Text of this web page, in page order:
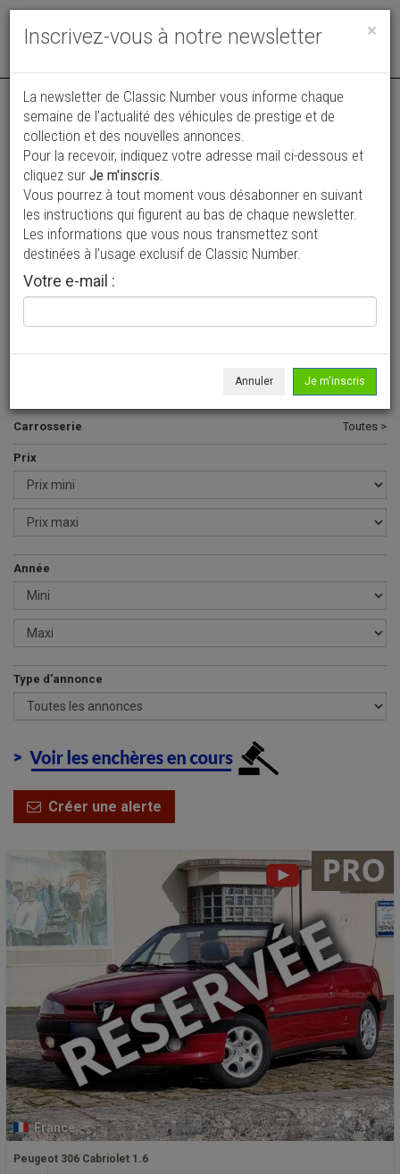
Toggle
Vos annonces vues par
plus de 4 millions de collectionneurs
Ajouter une annonce
> Rechercher un véhicule
306 Cabriolet >
Carrosserie Toutes >
Prix
Année
Type d'annonce
Créer une alerte
France
Peugeot 306 Cabriolet 1.6
×
Inscrivez-vous à notre newsletter
La newsletter de Classic Number vous informe chaque
semaine de l’actualité des véhicules de prestige et de
collection et des nouvelles annonces.
Pour la recevoir, indiquez votre adresse mail ci-dessous et
cliquez sur Je m'inscris.
Vous pourrez à tout moment vous désabonner en suivant
les instructions qui figurent au bas de chaque newsletter.
Les informations que vous nous transmettez sont
destinées à l’usage exclusif de Classic Number.
Votre e-mail :
Annuler Je m'inscris